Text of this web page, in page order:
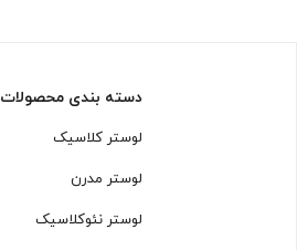
دسته بندی محصولات
لوستر کلاسیک
لوستر مدرن
لوستر نئوکلاسیک